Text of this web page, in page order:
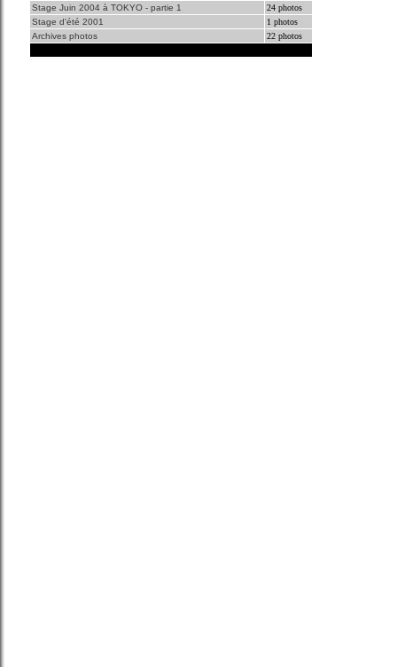
Stage Juin 2004 à TOKYO - partie 1
24 photos
Stage d'été 2001
1 photos
Archives photos
22 photos